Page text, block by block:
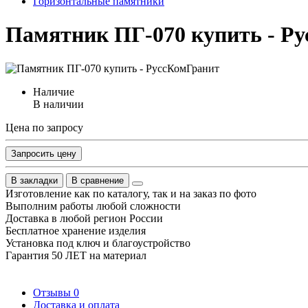
Памятник ПГ-070 купить -
Наличие
В наличии
Цена по запросу
Запросить цену
В закладки В сравнение
Изготовление как по каталогу, так и на заказ по фото
Выполним работы любой сложности
Доставка в любой регион России
Бесплатное хранение изделия
Установка под ключ и благоустройство
Гарантия 50 ЛЕТ на материал
Отзывы 0
Доставка и оплата